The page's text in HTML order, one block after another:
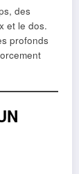
des
et le dos.
profonds